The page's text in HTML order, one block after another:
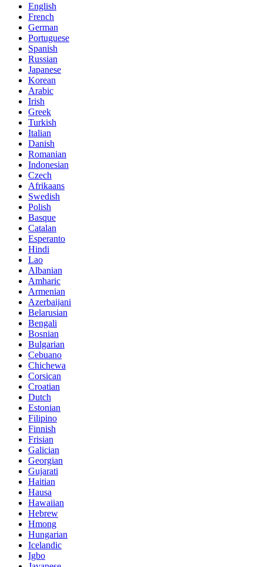
English
French
German
Portuguese
Spanish
Russian
Japanese
Korean
Arabic
Irish
Greek
Turkish
Italian
Danish
Romanian
Indonesian
Czech
Afrikaans
Swedish
Polish
Basque
Catalan
Esperanto
Hindi
Lao
Albanian
Amharic
Armenian
Azerbaijani
Belarusian
Bengali
Bosnian
Bulgarian
Cebuano
Chichewa
Corsican
Croatian
Dutch
Estonian
Filipino
Finnish
Frisian
Galician
Georgian
Gujarati
Haitian
Hausa
Hawaiian
Hebrew
Hmong
Hungarian
Icelandic
Igbo